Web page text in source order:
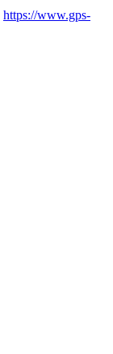
https://www.gps-